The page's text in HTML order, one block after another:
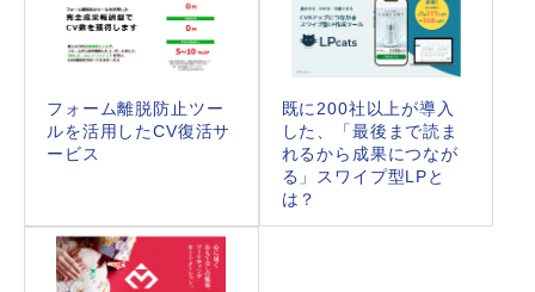
フォーム離脱防止ツー
ルを活用したCV復活サ
ービス
既に200社以上が導入
した、「最後まで読ま
れるから成果につなが
る」スワイプ型LPと
は？